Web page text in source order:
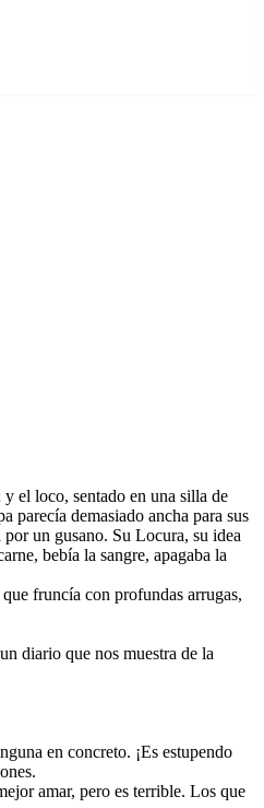
el loco, sentado en una silla de
parecía demasiado ancha para sus
un gusano. Su Locura, su idea
bebía la sangre, apagaba la
fruncía con profundas arrugas,
diario que nos muestra de la
en concreto. ¡Es estupendo
amar, pero es terrible. Los que